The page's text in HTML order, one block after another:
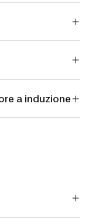
a induzione